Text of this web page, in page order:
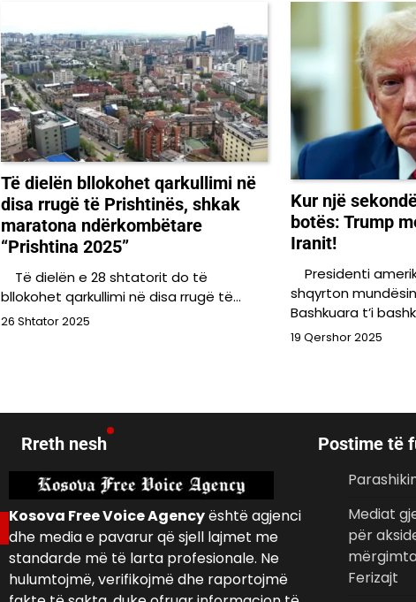
Të dielën bllokohet qarkullimi në
disa rrugë të Prishtinës, shkak
maratona ndërkombëtare
“Prishtina 2025”
Të dielën e 28 shtatorit do të
bllokohet qarkullimi në disa rrugë të…
26 Shtator 2025
Kur një
botës: Trump
Iranit!
Presidenti
shqyrton
Bashkuara t’i
19 Qershor 2025
Rreth nesh
Kosova Free Voice Agencyështë agjenci
dhe media e pavarur që sjell lajmet me
standarde më të larta profesionale. Ne
hulumtojmë, verifikojmë dhe raportojmë
Postime të
Mediat
për
Ferizajt